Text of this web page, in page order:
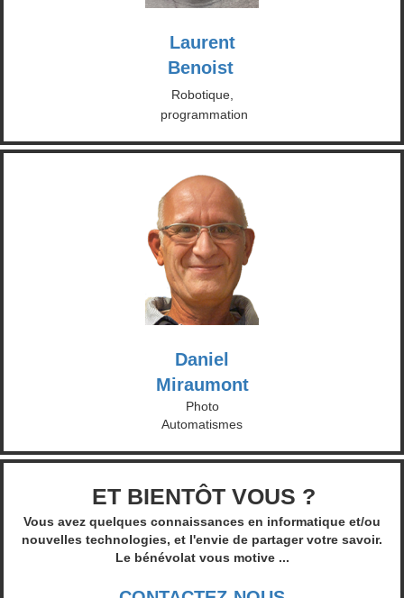
Laurent
Benoist
Robotique,
programmation
Daniel
Miraumont
Photo
Automatismes
ET BIENTÔT VOUS ?
Vous avez quelques connaissances en informatique et/ou
nouvelles technologies, et l'envie de partager votre savoir.
Le bénévolat vous motive ...